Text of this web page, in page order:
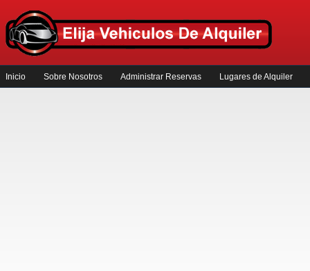
Inicio Sobre Nosotros Administrar Reservas Lugares de Alquiler